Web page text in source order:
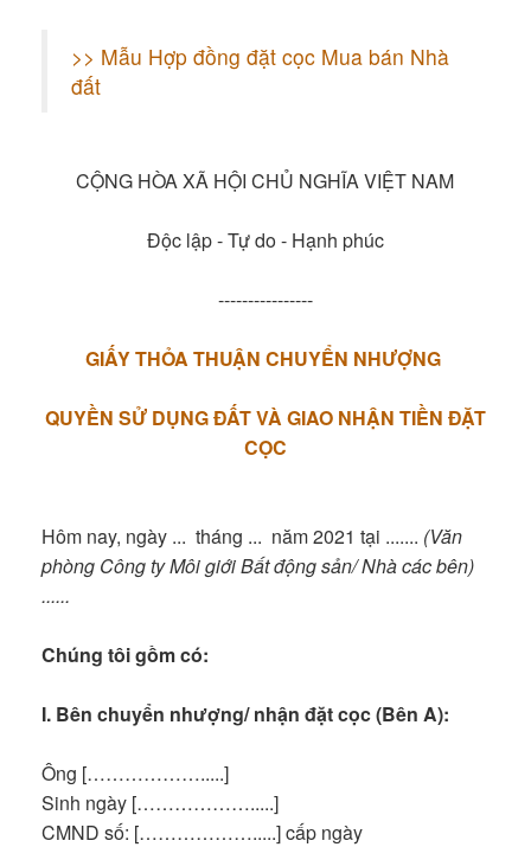
>> Mẫu Hợp đồng đặt cọc Mua bán Nhà
đất
CỘNG HÒA XÃ HỘI CHỦ NGHĨA VIỆT NAM
Độc lập - Tự do - Hạnh phúc
----------------
GIẤY THỎA THUẬN CHUYỂN NHƯỢNG
QUYỀN SỬ DỤNG ĐẤT VÀ GIAO NHẬN TIỀN ĐẶT
CỌC
Hôm nay, ngày ... tháng ... năm 2021 tại ....... (Văn
phòng Công ty Môi giới Bất động sản/ Nhà các bên)
......
Chúng tôi gồm có:
I. Bên chuyển nhượng/ nhận đặt cọc (Bên A):
Ông [……………….....]
Sinh ngày [……………….....]
CMND số: [……………….....] cấp ngày